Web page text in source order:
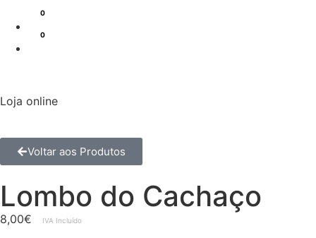
Loja online
Voltar aos Produtos
Lombo do Cachaço
8,00€ IVA Incluído